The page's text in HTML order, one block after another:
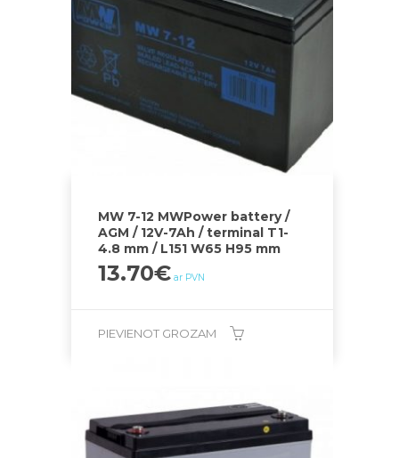
MW 7-12 MWPower battery /
AGM / 12V-7Ah / terminal T1-
4.8 mm / L151 W65 H95 mm
13.70€ ar PVN
PIEVIENOT GROZAM